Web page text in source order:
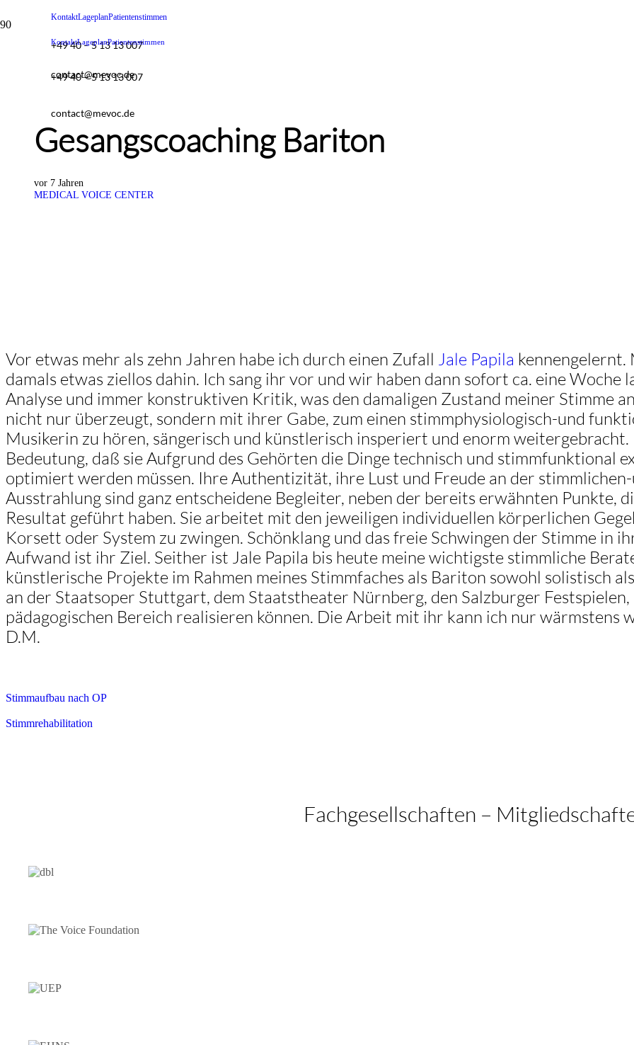
KontaktLageplanPatientenstimmen
+49 40 – 5 13 13 007
contact@mevoc.de
KontaktLageplanPatientenstimmen
+49 40 – 5 13 13 007
contact@mevoc.de
Gesangscoaching Bariton
vor 7 Jahren
MEDICAL VOICE CENTER
Vor etwas mehr als zehn Jahren habe ich durch einen Zufall Jale Papila kennengelernt.
damals etwas ziellos dahin. Ich sang ihr vor und wir haben dann sofort ca. eine
Analyse und immer konstruktiven Kritik, was den damaligen Zustand meiner Stimme
nicht nur überzeugt, sondern mit ihrer Gabe, zum einen stimmphysiologisch-und
Musikerin zu hören, sängerisch und künstlerisch insperiert und enorm
Bedeutung, daß sie Aufgrund des Gehörten die Dinge technisch und stimmfunktional
optimiert werden müssen. Ihre Authentizität, ihre Lust und Freude an der
Ausstrahlung sind ganz entscheidene Begleiter, neben der bereits erwähnten Punkte,
Resultat geführt haben. Sie arbeitet mit den jeweiligen individuellen körperlichen
Korsett oder System zu zwingen. Schönklang und das freie Schwingen der Stimme in
Aufwand ist ihr Ziel. Seither ist Jale Papila bis heute meine wichtigste stimmliche
künstlerische Projekte im Rahmen meines Stimmfaches als Bariton sowohl solistisch
an der Staatsoper Stuttgart, dem Staatstheater Nürnberg, den Salzburger
pädagogischen Bereich realisieren können. Die Arbeit mit ihr kann ich nur wärmstens
D.M.
Stimmaufbau nach OP
Stimmrehabilitation
Fachgesellschaften –